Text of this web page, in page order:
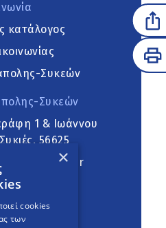
κατάλογος
Συκεών
Συκεών
1 & Ιωάννου
56625
×
cookies
των